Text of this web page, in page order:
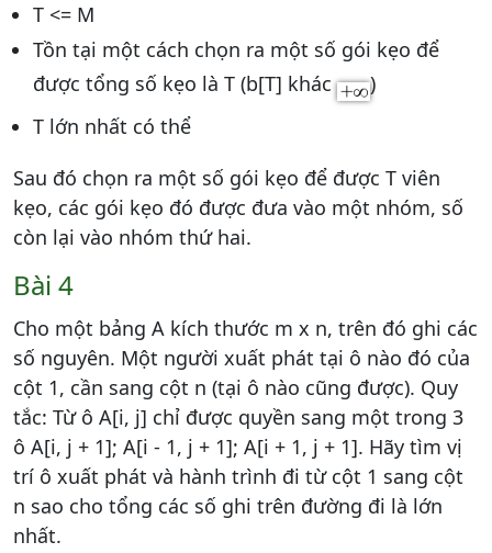
T <= M
Tồn tại một cách chọn ra một số gói kẹo để
được tổng số kẹo là T (b[T] khác
)
T lớn nhất có thể
Sau đó chọn ra một số gói kẹo để được T viên
kẹo, các gói kẹo đó được đưa vào một nhóm, số
còn lại vào nhóm thứ hai.
Bài 4
Cho một bảng A kích thước m x n, trên đó ghi các
số nguyên. Một người xuất phát tại ô nào đó của
cột 1, cần sang cột n (tại ô nào cũng được). Quy
tắc: Từ ô A[i, j] chỉ được quyền sang một trong 3
ô A[i, j + 1]; A[i - 1, j + 1]; A[i + 1, j + 1]. Hãy tìm vị
trí ô xuất phát và hành trình đi từ cột 1 sang cột
n sao cho tổng các số ghi trên đường đi là lớn
nhất.